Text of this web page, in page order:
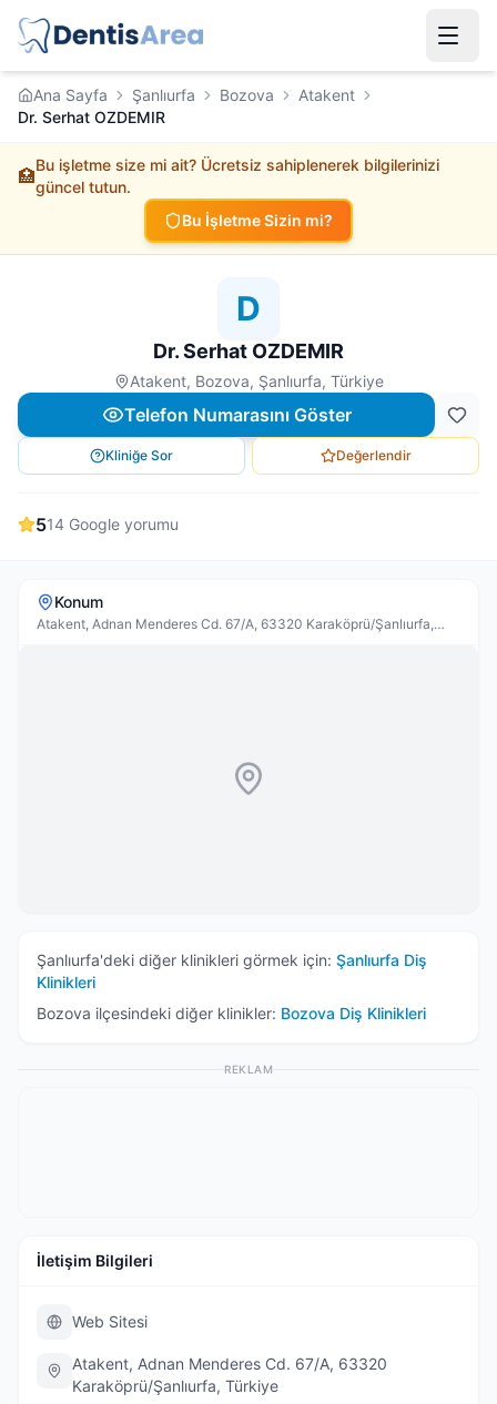
Ana Sayfa Şanlıurfa Bozova
Atakent
Dr. Serhat OZDEMIR
🏥
Bu işletme size mi ait? Ücretsiz sahiplenerek bilgilerinizi
güncel tutun.
Bu İşletme Sizin mi?
D
Dr. Serhat OZDEMIR
Atakent, Bozova, Şanlıurfa, Türkiye
Telefon Numarasını Göster
Kliniğe Sor Değerlendir
514 Google yorumu
Konum
Atakent, Adnan Menderes Cd. 67/A, 63320 Karaköprü/Şanlıurfa,
Şanlıurfa'deki diğer klinikleri görmek için: Şanlıurfa Diş
Klinikleri
Bozova ilçesindeki diğer klinikler: Bozova Diş Klinikleri
REKLAM
İletişim Bilgileri
Web Sitesi
Atakent, Adnan Menderes Cd. 67/A, 63320
Karaköprü/Şanlıurfa, Türkiye